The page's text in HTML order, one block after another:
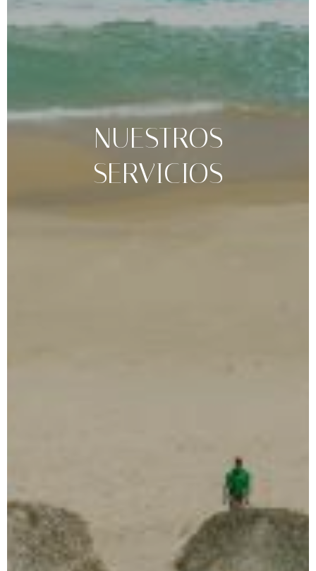
NUESTROS
SERVICIOS